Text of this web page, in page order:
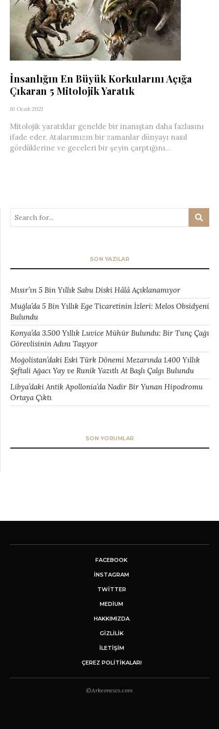
İnsanlığın En Büyük Korkularını Açığa
Çıkaran 5 Mitolojik Yaratık
16 Ocak 2021
Mitolojik yaratıklar genelde bir inanıştan daha fazlasını
ifade eder. Atalarımızın bir zamanlar dünyayı nasıl
gördüklerine ve geceleri bir şeyin çarptığını...
SON YAZILAR
Mısır’ın 5 Bin Yıllık Sabu Diski Hâlâ Açıklanamıyor
Muğla’da 5 Bin Yıllık Ege Ticaretinin İzleri: Melos Obsidyeni
Bulundu
Konya’da 3.500 Yıllık Luvice Mühür Bulundu: Bir Tunç Çağı
Görevlisinin Adını Taşıyor
Moğolistan’daki Eski Türk Dönemi Mezarında 1.400 Yıllık
Şeftali Ağacı Yay ve Runik Yazıtlı At Başlı Çalgı Bulundu
Libya’daki Antik Apollonia’da Nadir Bir Yunan Hipodromu
Ortaya Çıktı
SON YORUMLAR
FACEBOOK
INSTAGRAM
TWITTER
MEDIUM
HAKKIMIZDA
GİZLİLİK
İLETIŞIM
ÇEREZ POLITIKALARI
©Arkeonews.com